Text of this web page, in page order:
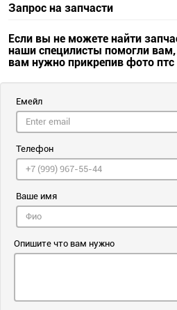
Запрос на запчасти
Если вы не можете найти
наши специлисты помогли
вам нужно прикрепив фото
Емейл
Телефон
Ваше имя
Опишите что вам нужно